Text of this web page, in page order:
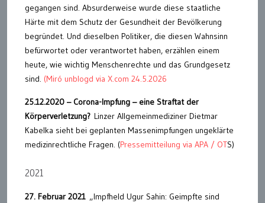
gegangen sind. Absurderweise wurde diese staatliche
Härte mit dem Schutz der Gesundheit der Bevölkerung
begründet. Und dieselben Politiker, die diesen Wahnsinn
befürwortet oder verantwortet haben, erzählen einem
heute, wie wichtig Menschenrechte und das Grundgesetz
sind. (Miró unblogd via X.com 24.5.2026
25.12.2020 – Corona-Impfung – eine Straftat der
Körperverletzung? Linzer Allgemeinmediziner Dietmar
Kabelka sieht bei geplanten Massenimpfungen ungeklärte
medizinrechtliche Fragen. (Pressemitteilung via APA / OTS)
2021
27. Februar 2021 „Impfheld Ugur Sahin: Geimpfte sind